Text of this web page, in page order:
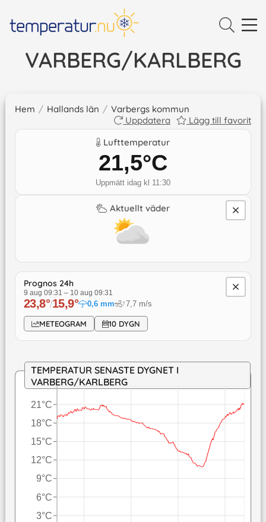
VARBERG/KARLBERG
Hem / Hallands län / Varbergs kommun
Uppdatera
Lägg till favorit
Lufttemperatur
21,5°C
Uppmätt idag kl 11:30
Aktuellt väder
Prognos 24h
9 aug 09:31 – 10 aug 09:31
23,8°/15,9° 0,6 mm ↓7,7 m/s
METEOGRAM 10 DYGN
TEMPERATUR SENASTE DYGNET I
VARBERG/KARLBERG
3°C
6°C
9°C
12°C
15°C
18°C
21°C